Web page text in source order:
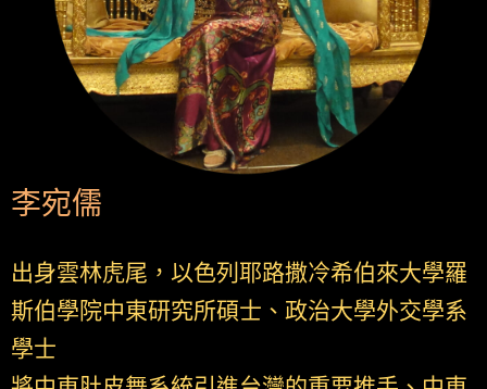
李宛儒
出身雲林虎尾，以色列耶路撒冷希伯來大學羅
斯伯學院中東研究所碩士、政治大學外交學系
學士